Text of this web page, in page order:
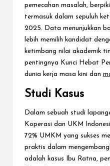
pemecahan masalah,
termasuk dalam sepuluh
2025. Data menunjukkan
lebih memilih kandidat
ketimbang nilai akademik
pentingnya Kunci Hebat
dunia kerja masa kini dan
Studi Kasus
Dalam sebuah studi
Koperasi dan UKM
72% UMKM yang sukses
praktis dalam
adalah kasus Ibu Ratna,